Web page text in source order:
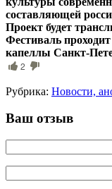
составляющей
Проект будет
Фестиваль
капеллы Санкт-
2
Рубрика: Новости,
Ваш отзыв